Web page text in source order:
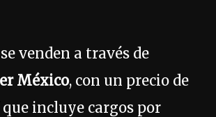
venden a través de
México, con un precio de
que incluye cargos por